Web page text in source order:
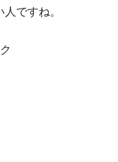
ですね。